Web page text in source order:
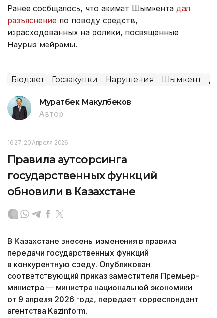
Ранее сообщалось, что акимат Шымкента дал
разъяснение по поводу средств,
израсходованных на ролики, посвященные
Наурыз мейрамы.
Бюджет Госзакупки Нарушения Шымкент
Муратбек Макулбеков
Автор
16:27, 20 Апреля 2026
Правила аутсорсинга
государственных функций
обновили в Казахстане
В Казахстане внесены изменения в правила
передачи государственных функций
в конкурентную среду. Опубликован
соответствующий приказ заместителя Премьер-
министра — министра национальной экономики
от 9 апреля 2026 года, передает корреспондент
агентства Kazinform.